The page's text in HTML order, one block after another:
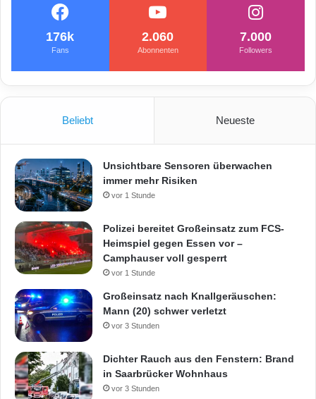
176k
Fans
2.060
Abonnenten
7.000
Followers
Beliebt Neueste
Unsichtbare Sensoren überwachen
immer mehr Risiken
vor 1 Stunde
Polizei bereitet Großeinsatz zum FCS-
Heimspiel gegen Essen vor –
Camphauser voll gesperrt
vor 1 Stunde
Großeinsatz nach Knallgeräuschen:
Mann (20) schwer verletzt
vor 3 Stunden
Dichter Rauch aus den Fenstern: Brand
in Saarbrücker Wohnhaus
vor 3 Stunden